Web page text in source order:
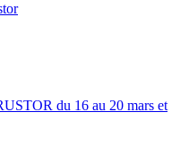
du 16 au 20 mars et